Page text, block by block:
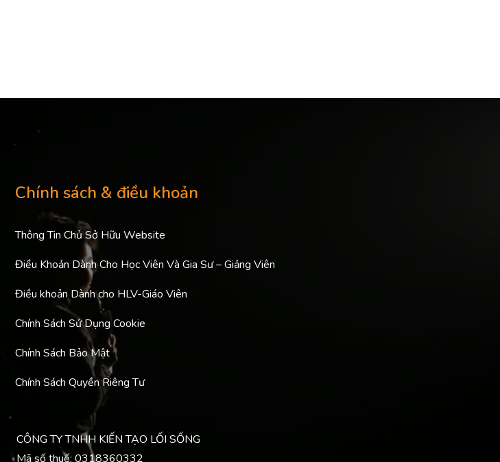
Chính sách & điều khoản
Thông Tin Chủ Sở Hữu Website
Điều Khoản Dành Cho Học Viên Và Gia Sư – Giảng Viên
Điều khoản Dành cho HLV-Giáo Viên
Chính Sách Sử Dụng Cookie
Chính Sách Bảo Mật
Chính Sách Quyền Riêng Tư
CÔNG TY TNHH KIẾN TẠO LỐI SỐNG
Mã số thuế: 0318360332